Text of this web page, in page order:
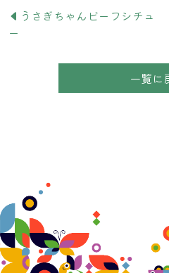
うさぎちゃんビーフシチュ
ー
一覧に